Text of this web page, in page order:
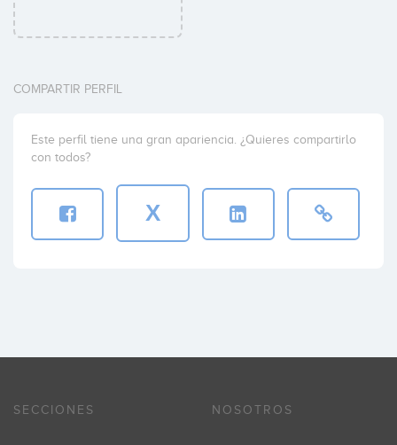
COMPARTIR PERFIL
Este perfil tiene una gran apariencia. ¿Quieres compartirlo
con todos?
X
SECCIONES NOSOTROS